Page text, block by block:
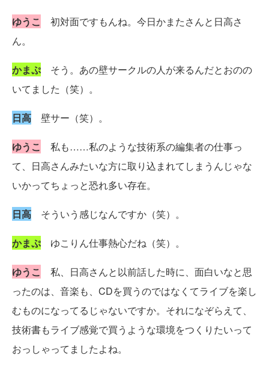
ゆうこ 初対面ですもんね。今日かまたさんと日高さ
ん。
かまぷそう。あの壁サークルの人が来るんだとおのの
いてました（笑）。
日高 壁サー（笑）。
ゆうこ 私も……私のような技術系の編集者の仕事っ
て、日高さんみたいな方に取り込まれてしまうんじゃな
いかってちょっと恐れ多い存在。
日高 そういう感じなんですか（笑）。
かまぷゆこりん仕事熱心だね（笑）。
ゆうこ 私、日高さんと以前話した時に、面白いなと思
ったのは、音楽も、CDを買うのではなくてライブを楽し
むものになってるじゃないですか。それになぞらえて、
技術書もライブ感覚で買うような環境をつくりたいって
おっしゃってましたよね。